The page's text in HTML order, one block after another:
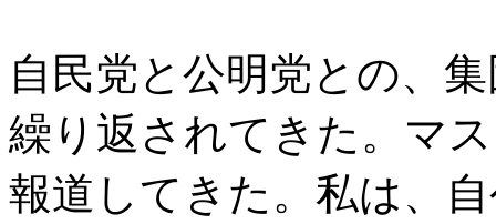
自民党と公明党との、
繰り返されてきた。マ
報道してきた。私は、